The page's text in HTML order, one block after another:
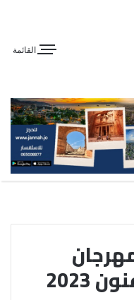
القائمة